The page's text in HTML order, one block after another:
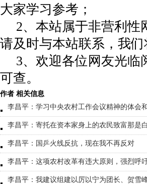
大家学习参考；
2、本站属于非营利性
请及时与本站联系，我
3、欢迎各位网友光临
可查。
作者 相关信息
李昌平：学习中央农村工作会议精神的体会
李昌平：寄托在资本家身上的农民致富那是
李昌平：国乒火线反抗，现在我不再反对
李昌平：这项农村改革有违大原则，强烈呼
李昌平：我建议组建以厉以宁为团长、贺雪